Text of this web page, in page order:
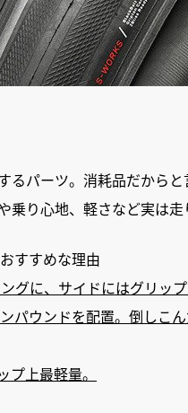
るパーツ。消耗品だから
乗り心地、軽さなど実は走
すすめな理由
グに、サイドにはグリッ
パウンドを配置。倒しこ
プ上最軽量。